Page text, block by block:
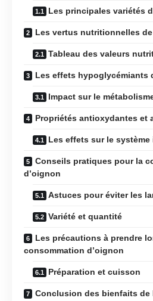
Les principales variétés
Les vertus nutritionnelles de
Tableau des valeurs
Les effets hypoglycémiants
Impact sur le
Propriétés antioxydantes et
Les effets sur le système
Conseils pratiques pour la
d’oignon
Astuces pour éviter les
Variété et quantité
Les précautions à prendre
consommation d’oignon
Préparation et cuisson
Conclusion des bienfaits de